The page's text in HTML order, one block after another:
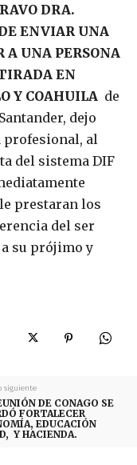
DRA.
ENVIAR UNA
UNA PERSONA
EN
Y COAHUILA de
dejo
profesional, al
del sistema DIF
prestaran los
del ser
su prójimo y
siguiente
DE CONAGO SE
FORTALECER
EDUCACIÓN
Y HACIENDA.